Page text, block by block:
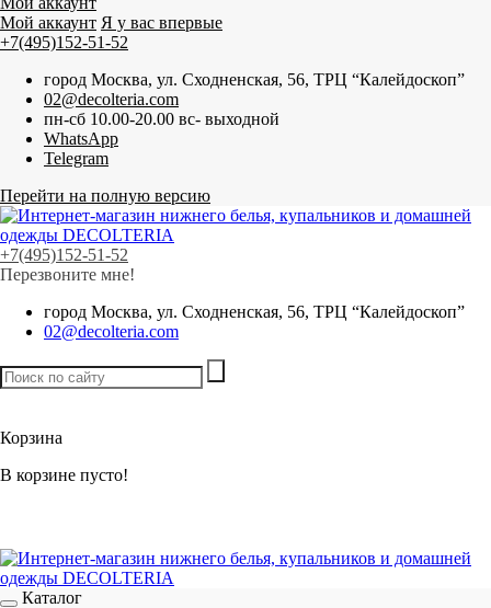
Мой аккаунт Я у вас впервые
+7(495)152-51-52
город Москва, ул. Сходненская, 56, ТРЦ “Калейдоскоп”
02@decolteria.com
пн-сб 10.00-20.00 вс- выходной
WhatsApp
Telegram
Перейти на полную версию
+7(495)152-51-52
Перезвоните мне!
город Москва, ул. Сходненская, 56, ТРЦ “Калейдоскоп”
02@decolteria.com
Корзина
В корзине пусто!
Каталог